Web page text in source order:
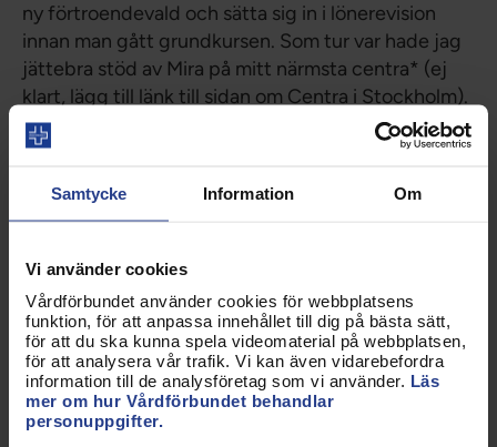
Samtycke Information Om
Vi använder cookies
Vårdförbundet använder cookies för webbplatsens
funktion, för att anpassa innehållet till dig på bästa sätt,
för att du ska kunna spela videomaterial på webbplatsen,
för att analysera vår trafik. Vi kan även vidarebefordra
information till de analysföretag som vi använder. Läs
mer om hur Vårdförbundet behandlar
personuppgifter.
ny förtroendevald och sätta sig in i lönerevision
innan man gått grundkursen. Som tur var hade jag
jättebra stöd av Mira på mitt närmsta centra* (ej
klart, lägg till länk till sidan om Centra i Stockholm).
Det var skönt att alltid ha henne att fråga annars
känner man ju sig ganska ensam som
* I Stockholm är det så stora arbetsplatser att man
på facklig tid och samordnar och stöttar
förtroendevalda på arbetsplatsen./reds
anmärkning
- Det är många som står på kö att gå
förtroendevaldautbildningarna i Stockholm, så det
var skönt när det äntligen blev av nu i november.